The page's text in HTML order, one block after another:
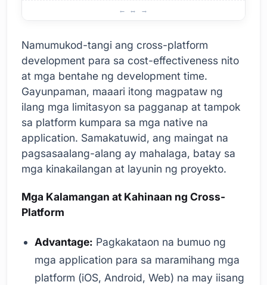
Namumukod-tangi ang cross-platform
development para sa cost-effectiveness nito
at mga bentahe ng development time.
Gayunpaman, maaari itong magpataw ng
ilang mga limitasyon sa pagganap at tampok
sa platform kumpara sa mga native na
application. Samakatuwid, ang maingat na
pagsasaalang-alang ay mahalaga, batay sa
mga kinakailangan at layunin ng proyekto.
Mga Kalamangan at Kahinaan ng Cross-
Platform
Advantage: Pagkakataon na bumuo ng
mga application para sa maramihang mga
platform (iOS, Android, Web) na may iisang